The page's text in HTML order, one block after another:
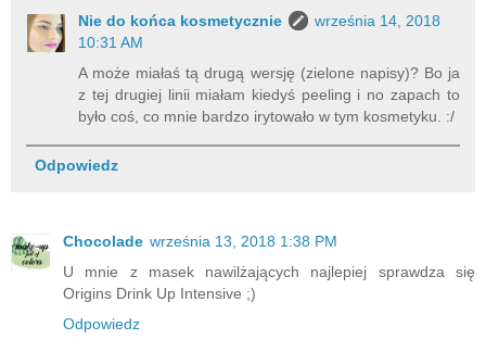
Nie do końca kosmetycznie
września 14, 2018
10:31 AM
A może miałaś tą drugą wersję (zielone napisy)? Bo ja
z tej drugiej linii miałam kiedyś peeling i no zapach to
było coś, co mnie bardzo irytowało w tym kosmetyku. :/
Odpowiedz
Chocolade września 13, 2018 1:38 PM
U mnie z masek nawilżających najlepiej sprawdza się
Origins Drink Up Intensive ;)
Odpowiedz